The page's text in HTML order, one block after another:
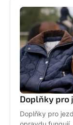
Doplňky pro
Doplňky pro